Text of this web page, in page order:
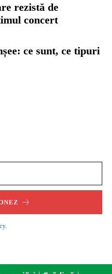
rezistă de
concert
ce sunt, ce tipuri
.